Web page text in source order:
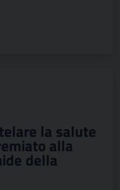
la salute
alla
della